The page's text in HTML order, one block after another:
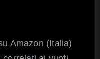
Amazon (Italia)